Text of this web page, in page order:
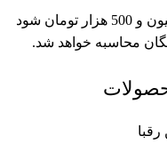
چنانچه جمع سبد خرید شما بالای 2 میلیون و 500 هزار تومان شود
محاسبه خواهد شد.